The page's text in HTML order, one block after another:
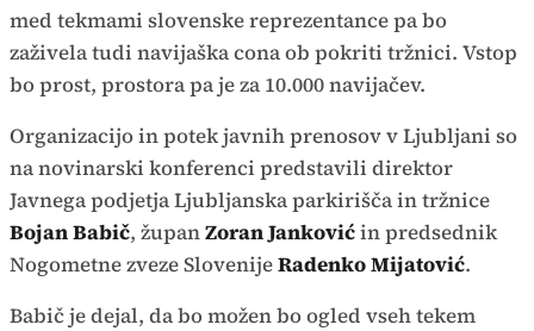
med tekmami slovenske reprezentance pa bo
zaživela tudi navijaška cona ob pokriti tržnici. Vstop
bo prost, prostora pa je za 10.000 navijačev.
Organizacijo in potek javnih prenosov v Ljubljani so
na novinarski konferenci predstavili direktor
Javnega podjetja Ljubljanska parkirišča in tržnice
Bojan Babič, županZoran Jankovićin predsednik
Nogometne zveze SlovenijeRadenko Mijatović.
Babič je dejal, da bo možen bo ogled vseh tekem